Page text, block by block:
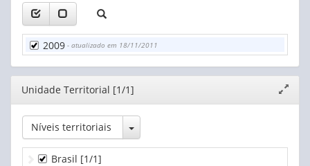
2009 - atualizado em 18/11/2011
Editor
janela
Unidade Territorial [1/1]
Níveis territoriais Toggle Dropdown
Brasil [1/1]